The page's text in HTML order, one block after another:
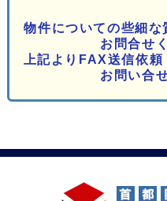
物件についての些細な
お問合せ
上記よりFAX送信依
お問い合